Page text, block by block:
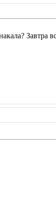
Завтра